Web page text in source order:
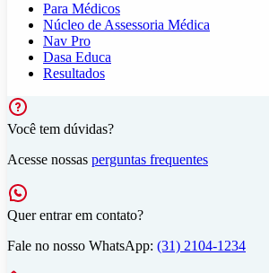
Para Médicos
Núcleo de Assessoria Médica
Nav Pro
Dasa Educa
Resultados
Você tem dúvidas?
Acesse nossas perguntas frequentes
Quer entrar em contato?
Fale no nosso WhatsApp: (31) 2104-1234